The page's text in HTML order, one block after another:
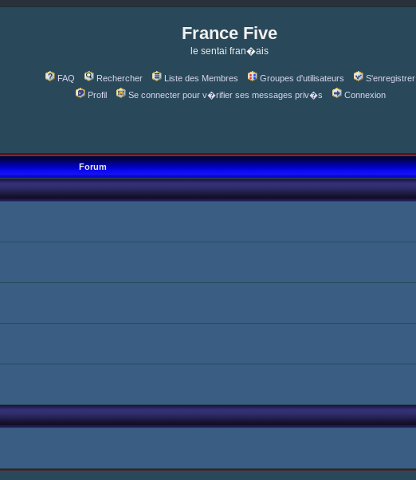
France Five
le sentai fran�ais
FAQ Rechercher Liste des Membres Groupes d'utilisateurs
S'enregistrer
Profil
Se connecter pour v�rifier ses messages priv�s Connexion
Forum